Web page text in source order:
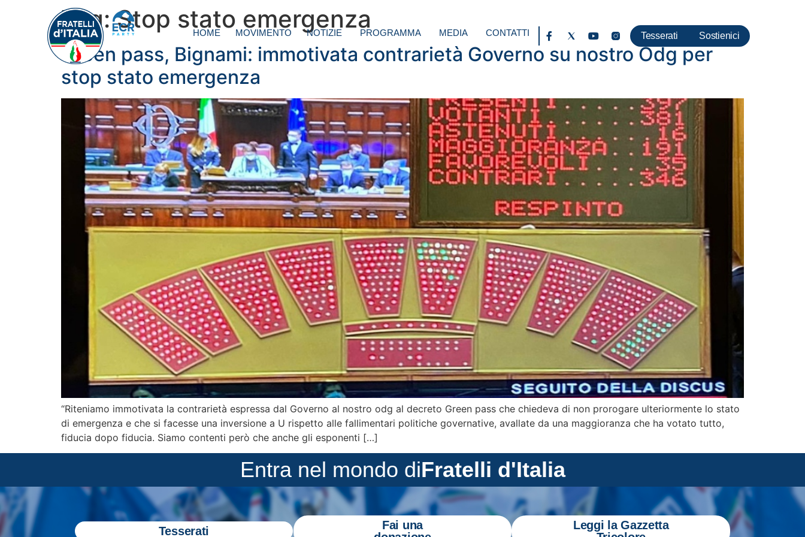
HOME MOVIMENTO NOTIZIE PROGRAMMA MEDIA CONTATTI Tesserati Sostienici
Tag:Stop stato emergenza
Green pass, Bignami: immotivata contrarietà Governo su nostro Odg per
stop stato emergenza
“Riteniamo immotivata la contrarietà espressa dal Governo al nostro odg al decreto Green pass che chiedeva di non prorogare ulteriormente lo stato
di emergenza e che si facesse una inversione a U rispetto alle fallimentari politiche governative, avallate da una maggioranza che ha votato tutto,
fiducia dopo fiducia. Siamo contenti però che anche gli esponenti […]
Entra nel mondo diFratelli d'Italia
Tesserati
Fai una
Leggi la Gazzetta